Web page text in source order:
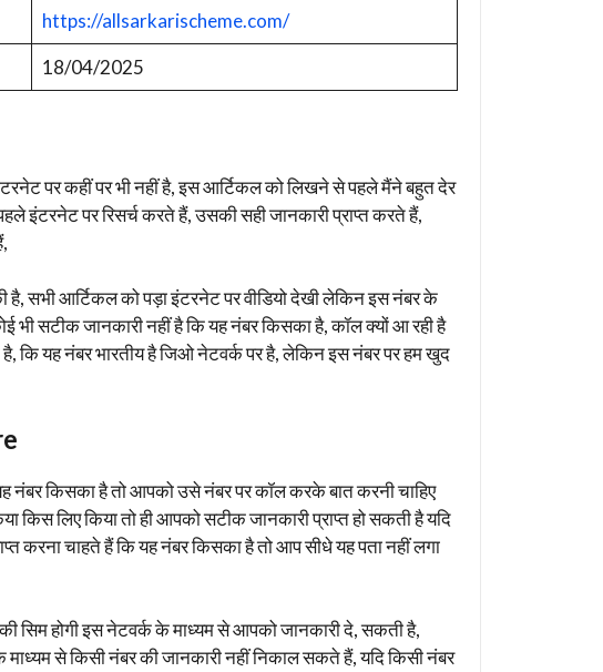
https://allsarkarischeme.com/
18/04/2025
पर कहीं पर भी नहीं है, इस आर्टिकल को लिखने से पहले मैंने बहुत देर
इंटरनेट पर रिसर्च करते हैं, उसकी सही जानकारी प्राप्त करते हैं,
सभी आर्टिकल को पड़ा इंटरनेट पर वीडियो देखी लेकिन इस नंबर के
भी सटीक जानकारी नहीं है कि यह नंबर किसका है, कॉल क्यों आ रही है
कि यह नंबर भारतीय है जिओ नेटवर्क पर है, लेकिन इस नंबर पर हम खुद
नंबर किसका है तो आपको उसे नंबर पर कॉल करके बात करनी चाहिए
किस लिए किया तो ही आपको सटीक जानकारी प्राप्त हो सकती है यदि
करना चाहते हैं कि यह नंबर किसका है तो आप सीधे यह पता नहीं लगा
सिम होगी इस नेटवर्क के माध्यम से आपको जानकारी दे, सकती है,
से किसी नंबर की जानकारी नहीं निकाल सकते हैं, यदि किसी नंबर